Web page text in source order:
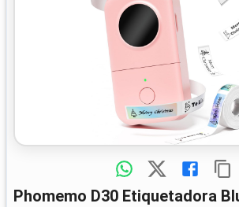
Phomemo D30 Etiquetadora